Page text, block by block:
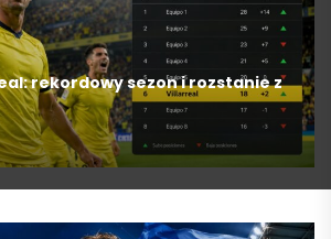
i ich prezentacja w grach